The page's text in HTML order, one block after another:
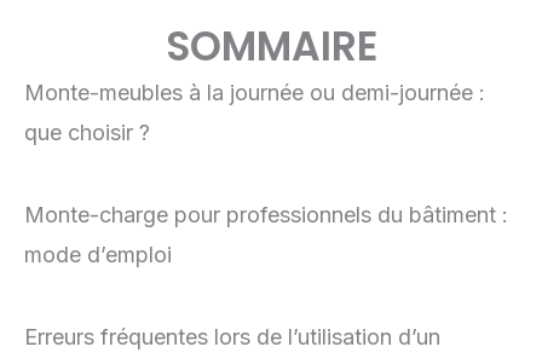
SOMMAIRE
Monte-meubles à la journée ou demi-journée :
que choisir ?
Monte-charge pour professionnels du bâtiment :
mode d’emploi
Erreurs fréquentes lors de l’utilisation d’un